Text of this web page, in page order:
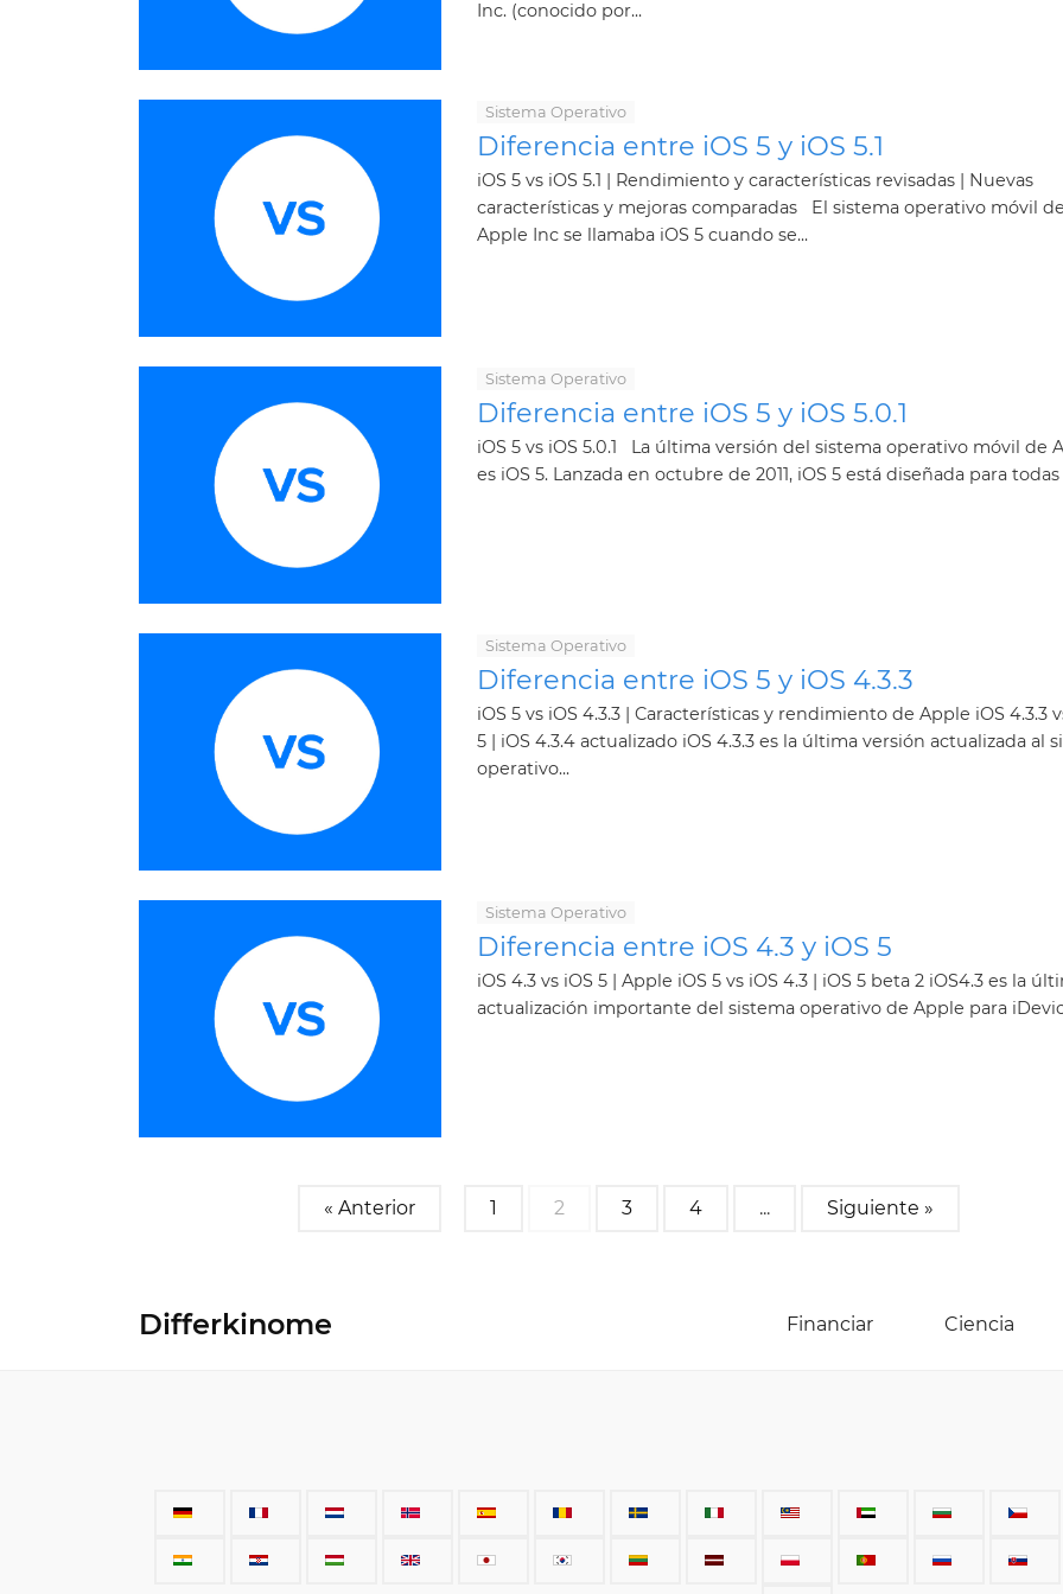
Inc. (conocido por...
Sistema Operativo
Diferencia entre iOS 5 y iOS 5.1
iOS 5 vs iOS 5.1 | Rendimiento y características revisadas | Nuevas
características y mejoras comparadas El sistema operativo móvil de
Apple Inc se llamaba iOS 5 cuando se...
Sistema Operativo
Diferencia entre iOS 5 y iOS 5.0.1
iOS 5 vs iOS 5.0.1 La última versión del sistema operativo móvil de
es iOS 5. Lanzada en octubre de 2011, iOS 5 está diseñada para todas
Sistema Operativo
Diferencia entre iOS 5 y iOS 4.3.3
iOS 5 vs iOS 4.3.3 | Características y rendimiento de Apple iOS 4.3.3
5 | iOS 4.3.4 actualizado iOS 4.3.3 es la última versión actualizada al
operativo...
Sistema Operativo
Diferencia entre iOS 4.3 y iOS 5
iOS 4.3 vs iOS 5 | Apple iOS 5 vs iOS 4.3 | iOS 5 beta 2 iOS4.3 es la
actualización importante del sistema operativo de Apple para
« Anterior 1 2 3 4 ... Siguiente »
Differkinome Financiar Ciencia